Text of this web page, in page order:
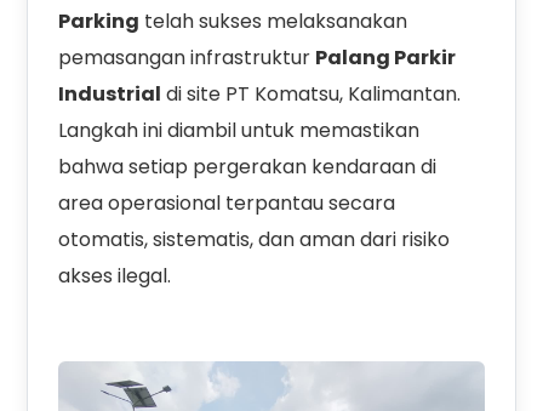
Parking telah sukses melaksanakan
pemasangan infrastruktur Palang Parkir
Industrial di site PT Komatsu, Kalimantan.
Langkah ini diambil untuk memastikan
bahwa setiap pergerakan kendaraan di
area operasional terpantau secara
otomatis, sistematis, dan aman dari risiko
akses ilegal.